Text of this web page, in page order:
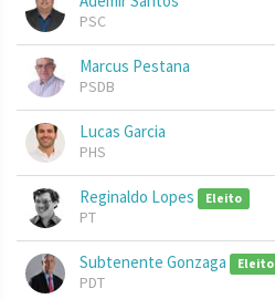
PSC
Marcus Pestana
PSDB
Lucas Garcia
PHS
Reginaldo Lopes Eleito
PT
Subtenente Gonzaga Eleito
PDT